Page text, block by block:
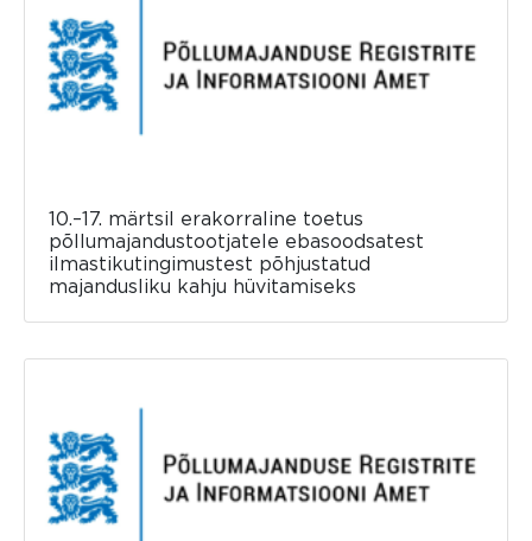
10.–17. märtsil erakorraline toetus
põllumajandustootjatele ebasoodsatest
ilmastikutingimustest põhjustatud
majandusliku kahju hüvitamiseks